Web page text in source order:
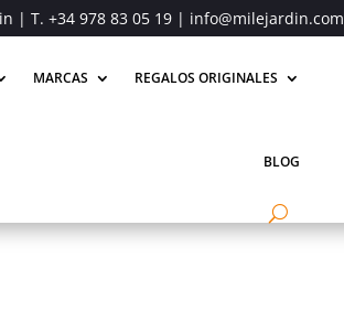
| T. +34 978 83 05 19| info@milejardin.com
MARCAS REGALOS ORIGINALES
BLOG